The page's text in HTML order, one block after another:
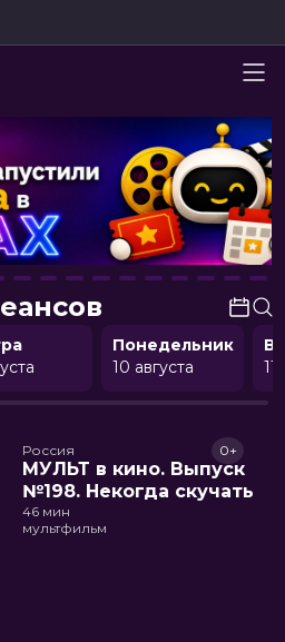
Понедельник
10 августа
11
Россия
МУЛЬТ в кино. Выпуск
№198. Некогда скучать
0+
46 мин
мультфильм